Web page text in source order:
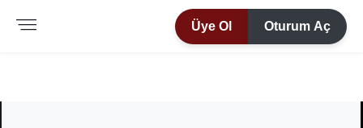
Üye Ol Oturum Aç